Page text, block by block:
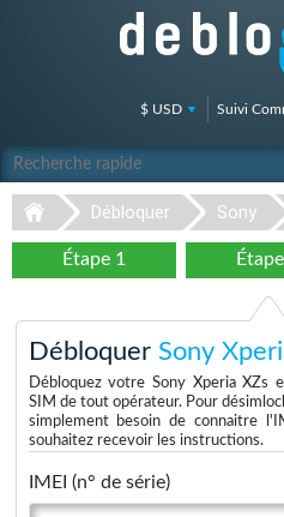
$ USD Suivi
Débloquer Sony
Étape 1
Débloquer Sony
Débloquez votre Sony Xperia XZs
SIM de tout opérateur. Pour
simplement besoin de connaitre
souhaitez recevoir les instructions.
IMEI (n° de série)